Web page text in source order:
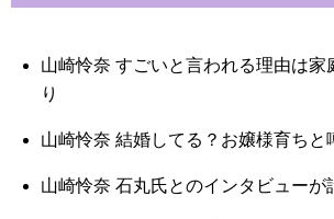
山崎怜奈 すごいと言われる理由は家
り
山崎怜奈 結婚してる？お嬢様育ちと
山崎怜奈 石丸氏とのインタビューが